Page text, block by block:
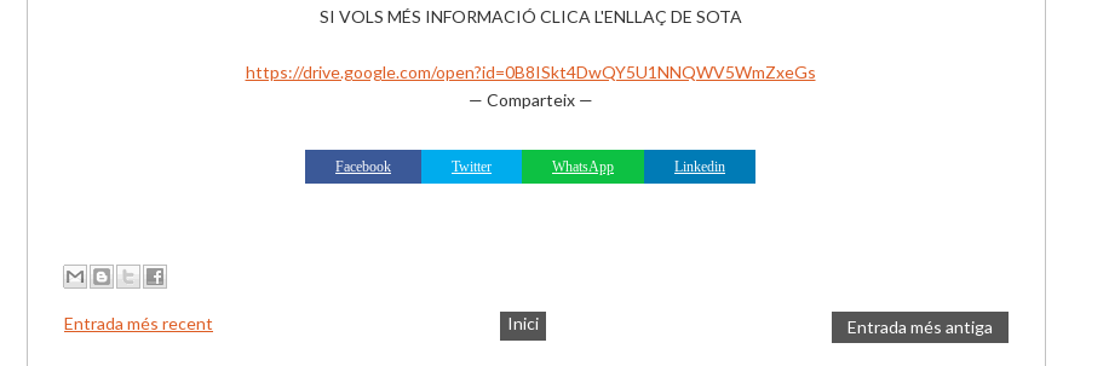
SI VOLS MÉS INFORMACIÓ CLICA L'ENLLAÇ DE SOTA
https://drive.google.com/open?id=0B8ISkt4DwQY5U1NNQWV5WmZxeGs
— Comparteix —
Facebook Twitter WhatsApp Linkedin
Entrada més recent Entrada més antiga
Inici